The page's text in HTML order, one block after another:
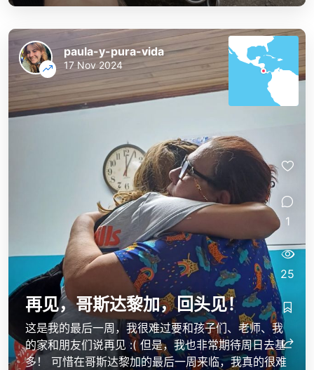
再见，哥斯达黎加，回头见！
这是我的最后一周，我很难过要和孩子们、老师、我
的家和朋友们说再见 :( 但是，我也非常期待周日去基
多！ 可惜在哥斯达黎加的最后一周来临，我真的很难
paula-y-pura-vida
17 Nov 2024
1
25